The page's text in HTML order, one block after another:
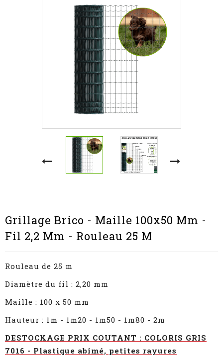
Grillage Brico - Maille 100x50 Mm -
Fil 2,2 Mm - Rouleau 25 M
Rouleau de 25 m
Diamètre du fil : 2,20 mm
Maille : 100 x 50 mm
Hauteur : 1m - 1m20 - 1m50 - 1m80 - 2m
DESTOCKAGE PRIX COUTANT : COLORIS GRIS
7016 - Plastique abimé, petites rayures